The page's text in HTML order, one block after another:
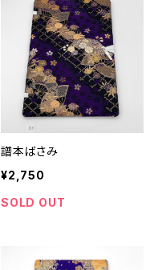
譜本ばさみ
¥2,750
SOLD OUT